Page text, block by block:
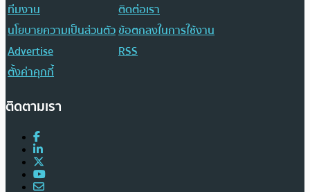
ทีมงาน
ติดต่อเรา
นโยบายความเป็นส่วนตัวข้อตกลงในการใช้งาน
Advertise
RSS
ตั้งค่าคุกกี้
ติดตามเรา